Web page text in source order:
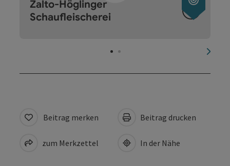
Zalto-Höglinger
Schaufleischerei
Beitrag merken
zum Merkzettel
Beitrag drucken
In der Nähe